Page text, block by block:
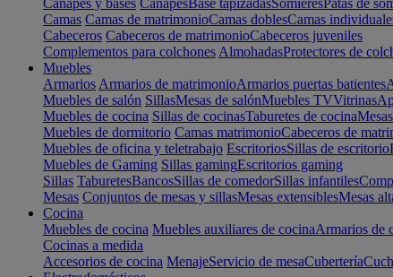
Canapés y bases CanapésBase tapizadasSomieresPatas de
Camas Camas de matrimonioCamas doblesCamas
Cabeceros Cabeceros de matrimonioCabeceros juveniles
Complementos para colchones AlmohadasProtectores de
Muebles
Armarios Armarios de matrimonioArmarios puertas batientes
Muebles de salón SillasMesas de salónMuebles TVVitrinas
Muebles de cocina Sillas de cocinasTaburetes de cocina
Muebles de dormitorio Camas matrimonioCabeceros de
Muebles de oficina y teletrabajo EscritoriosSillas de escritorio
Muebles de Gaming Sillas gamingEscritorios gaming
Sillas TaburetesBancosSillas de comedorSillas infantiles
Mesas Conjuntos de mesas y sillasMesas extensiblesMesas
Cocina
Muebles de cocina Muebles auxiliares de cocinaArmarios de
Cocinas a medida
Accesorios de cocina MenajeServicio de mesaCubertería